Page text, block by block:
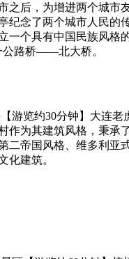
之后，为增进两个城市
纪念了两个城市人民的
一个具有中国民族风
公路桥——北大桥。
游览约30分钟】大连老
作为其建筑风格，秉承
二帝国风格、维多利亚
化建筑。